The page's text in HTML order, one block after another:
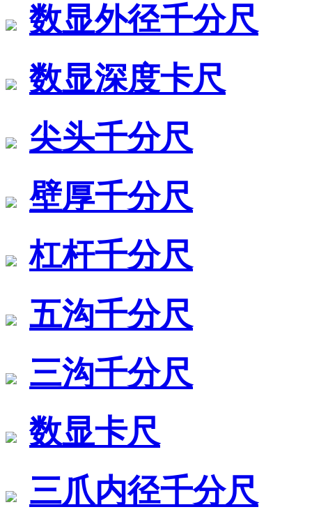
数显外径千分尺
数显深度卡尺
尖头千分尺
壁厚千分尺
杠杆千分尺
五沟千分尺
三沟千分尺
数显卡尺
三爪内径千分尺